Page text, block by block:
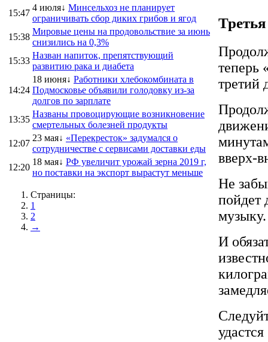
15:47
4 июля↓ Минсельхоз не планирует
ограничивать сбор диких грибов и ягод
15:38
Мировые цены на продовольствие за июнь
снизились на 0,3%
15:33
Назван напиток, препятствующий
развитию рака и диабета
14:24
18 июня↓ Работники хлебокомбината в
Подмосковье объявили голодовку из-за
долгов по зарплате
13:35
Названы провоцирующие возникновение
смертельных болезней продукты
12:07
23 мая↓ «Перекресток» задумался о
сотрудничестве с сервисами доставки еды
12:20
18 мая↓ РФ увеличит урожай зерна 2019 г,
но поставки на экспорт вырастут меньше
Страницы:
1
2
→
теперь
третий
вверх-
Не
пойдет
музыку.
И